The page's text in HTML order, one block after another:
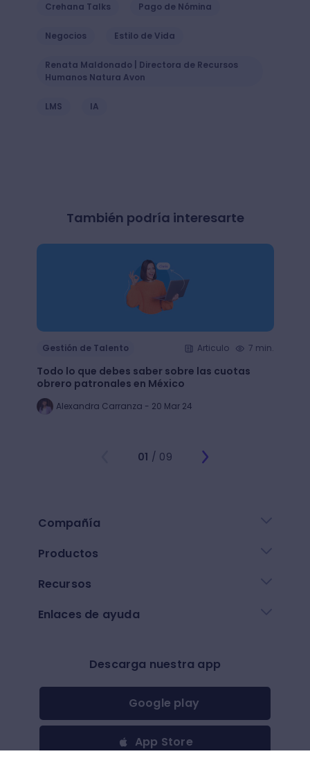
Crehana Talks Pago de Nómina
Negocios Estilo de Vida
Renata Maldonado | Directora de Recursos
Humanos Natura Avon
LMS IA
También podría interesarte
Gestión de Talento Articulo 7 min.
Todo lo que debes saber sobre las cuotas
obrero patronales en México
Alexandra Carranza - 20 Mar 24
01 / 09
Compañía
Productos
Recursos
Enlaces de ayuda
Descarga nuestra app
Google play
App Store